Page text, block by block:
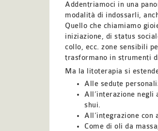
Addentriamoci in una
modalità di indossarli,
Quello che chiamiamo
iniziazione, di status
collo, ecc. zone sensibili
trasformano in strumenti
Ma la litoterapia si
Alle sedute
All’interazione negli
shui.
All’integrazione con
Come di oli da